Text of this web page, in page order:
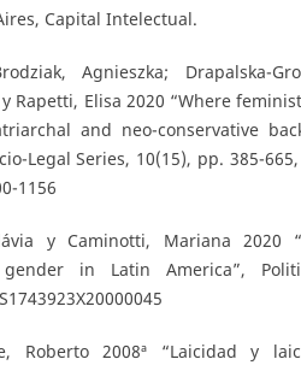
Capital Intelectual.
Agnieszka; Drapalska-
Rapetti, Elisa 2020 “Where
and neo-conservative
Legal Series, 10(15), pp. 385-
1156
y Caminotti, Mariana 2020
in Latin America”,
Roberto 2008ª “Laicidad y